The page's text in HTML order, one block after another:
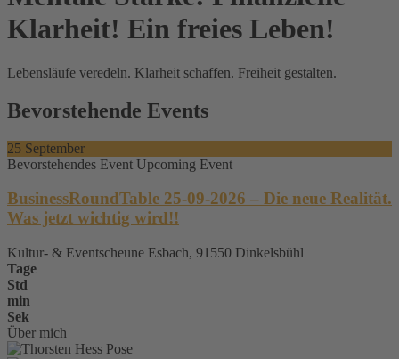
Klarheit! Ein freies Leben!
Lebensläufe veredeln. Klarheit schaffen. Freiheit gestalten.
Bevorstehende Events
25 September
Bevorstehendes Event Upcoming Event
BusinessRoundTable 25-09-2026 – Die neue Realität.
Was jetzt wichtig wird!!
Kultur- & Eventscheune Esbach, 91550 Dinkelsbühl
Tage
Std
min
Sek
Über mich